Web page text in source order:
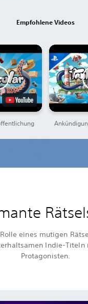
Empfohlene Videos
eines mutigen
Indie-
Protagonisten.